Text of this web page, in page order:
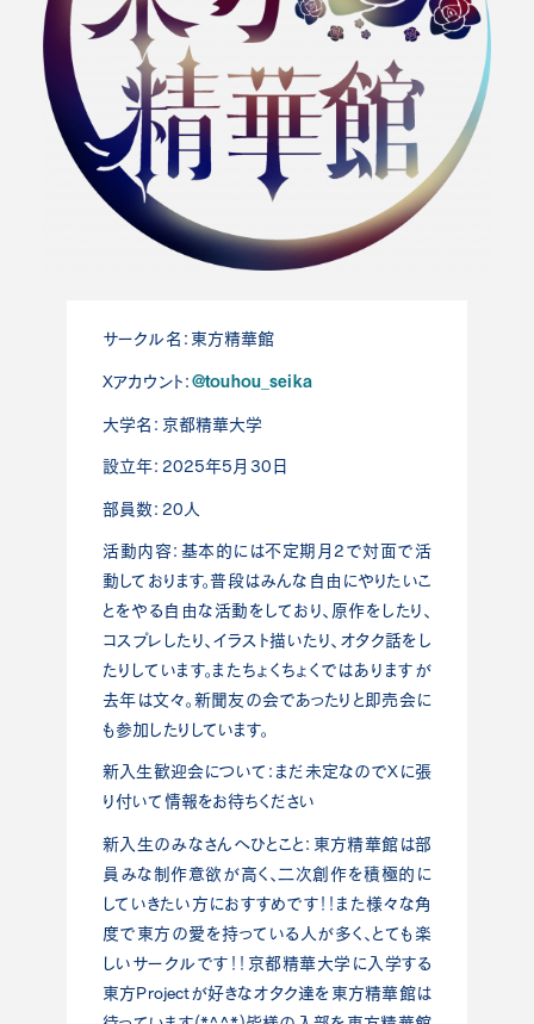
サークル名：東方精華館
Xアカウント： @touhou_seika
大学名：京都精華大学
設立年：2025年5月30日
部員数：20人
活動内容：基本的には不定期月2で対面で活
動しております。普段はみんな自由にやりたいこ
とをやる自由な活動をしており、原作をしたり、
コスプレしたり、イラスト描いたり、オタク話をし
たりしています。またちょくちょくではありますが
去年は文々。新聞友の会であったりと即売会に
も参加したりしています。
新入生歓迎会について：まだ未定なのでXに張
り付いて情報をお待ちください
新入生のみなさんへひとこと：東方精華館は部
員みな制作意欲が高く、二次創作を積極的に
していきたい方におすすめです！！また様々な角
度で東方の愛を持っている人が多く、とても楽
しいサークルです！！京都精華大学に入学する
東方Projectが好きなオタク達を東方精華館は